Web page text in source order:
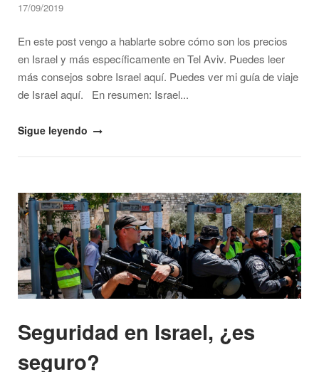
17/09/2019
En este post vengo a hablarte sobre cómo son los precios
en Israel y más específicamente en Tel Aviv. Puedes leer
más consejos sobre Israel aquí. Puedes ver mi guía de viaje
de Israel aquí. En resumen: Israel...
"Precios
Tel
Aviv,
¿es
un
destino
caro
barato?"
Sigue leyendo
Open post
Seguridad en Israel, ¿es
seguro?